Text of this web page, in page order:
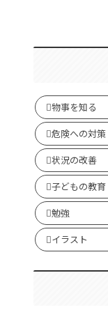
物事を知る
危険への対策
状況の改善
子どもの教育
勉強
イラスト